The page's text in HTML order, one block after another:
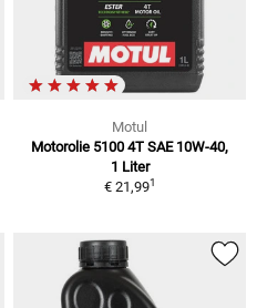
Motul
Motorolie 5100 4T SAE 10W-40,
1 Liter
€ 21,991